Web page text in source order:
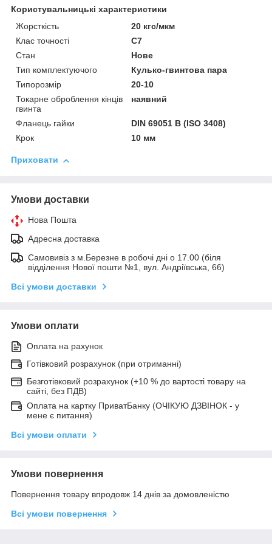
Користувальницькі характеристики
Жорсткість
20 кгс/мкм
Клас точності
С7
Стан
Нове
Тип комплектуючого
Кулько-гвинтова пара
Типорозмір
20-10
Токарне оброблення кінців
гвинта
наявний
Фланець гайки
DIN 69051 B (ISO 3408)
Крок
10 мм
Приховати
Умови доставки
Нова Пошта
Адресна доставка
Самовивіз з м.Березне в робочі дні о 17.00 (біля
відділення Нової пошти №1, вул. Андріївська, 66)
Всі умови доставки
Умови оплати
Оплата на рахунок
Готівковий розрахунок (при отриманні)
Безготівковий розрахунок (+10 % до вартості товару на
сайті, без ПДВ)
Оплата на картку ПриватБанку (ОЧІКУЮ ДЗВІНОК - у
мене є питання)
Всі умови оплати
Умови повернення
Повернення товару впродовж 14 днів за домовленістю
Всі умови повернення